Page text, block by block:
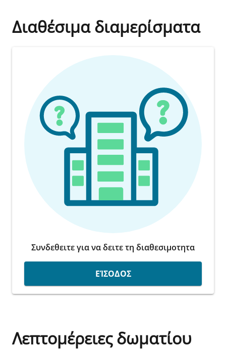
Διαθέσιμα διαμερίσματα
Συνδεθειτε για να δειτε τη διαθεσιμοτητα
ΕΊΣΟΔΟΣ
Λεπτομέρειες δωματίου